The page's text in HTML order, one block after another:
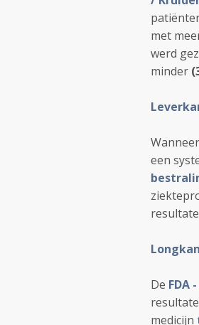
met
werd
minder
een
De FDA
medicijn